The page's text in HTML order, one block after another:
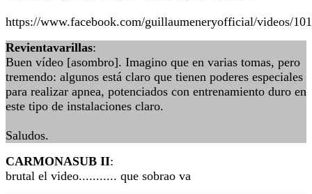
https://www.facebook.com/guillaumeneryofficial/videos/
Revientavarillas:
Buen vídeo [asombro]. Imagino que en varias tomas, pero
tremendo: algunos está claro que tienen poderes especiales
para realizar apnea, potenciados con entrenamiento duro en
este tipo de instalaciones claro.
Saludos.
CARMONASUB II:
brutal el video........... que sobrao va